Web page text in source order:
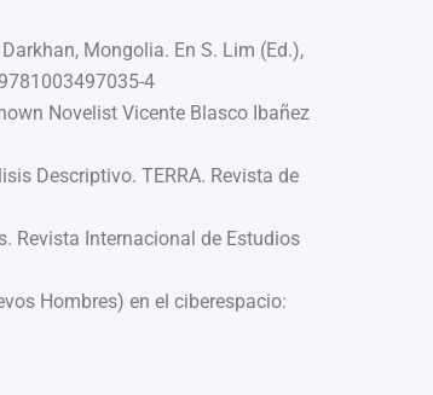
Mongolia. En S. Lim (Ed.),
4
Novelist Vicente Blasco Ibañez
Descriptivo. TERRA. Revista de
Revista Internacional de Estudios
Hombres) en el ciberespacio: